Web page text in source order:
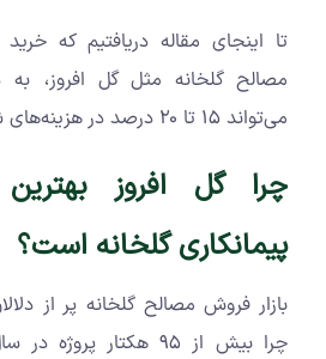
تا اینجای مقاله دریافتیم که
مصالح گلخانه مثل گل افروز،
می‌تواند ۱۵ تا ۲۰ درصد در هزینه‌های شما صرفه‌جویی کند.
چرا گل افروز
پیمانکاری گلخانه است؟
بازار فروش مصالح گلخانه پر از
چرا بیش از ۹۵ هکتار